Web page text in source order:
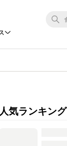
人気ランキング